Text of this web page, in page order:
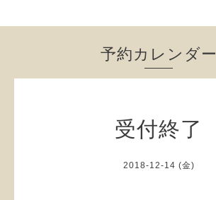
予約カレンダー
受付終了
2018-12-14 (金)